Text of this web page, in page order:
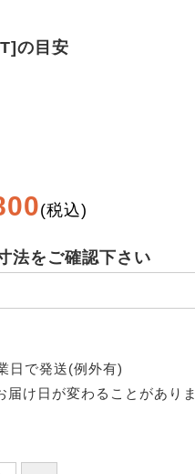
の目安
(税込)
法をご確認下さい
日で発送(例外有)
届け日が変わることがありま